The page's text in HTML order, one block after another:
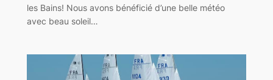
les Bains! Nous avons bénéficié d’une belle météo
avec beau soleil…